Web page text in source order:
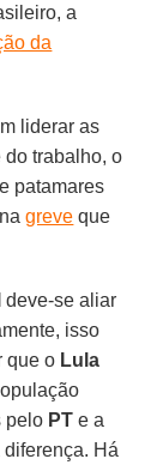
a
da
liderar as
trabalho, o
patamares
nagreve que
deve-se aliar
isso
que o Lula
pelo PT e a
diferença. Há